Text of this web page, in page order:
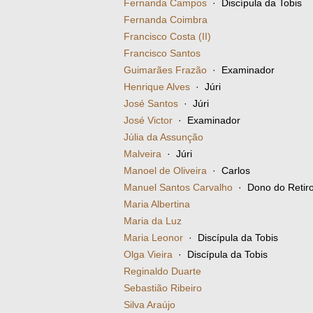
Fernanda Campos · Discípula da Tobis
Fernanda Coimbra
Francisco Costa (II)
Francisco Santos
Guimarães Frazão · Examinador
Henrique Alves · Júri
José Santos · Júri
José Victor · Examinador
Júlia da Assunção
Malveira · Júri
Manoel de Oliveira · Carlos
Manuel Santos Carvalho · Dono do
Maria Albertina
Maria da Luz
Maria Leonor · Discípula da Tobis
Olga Vieira · Discípula da Tobis
Reginaldo Duarte
Sebastião Ribeiro
Silva Araújo